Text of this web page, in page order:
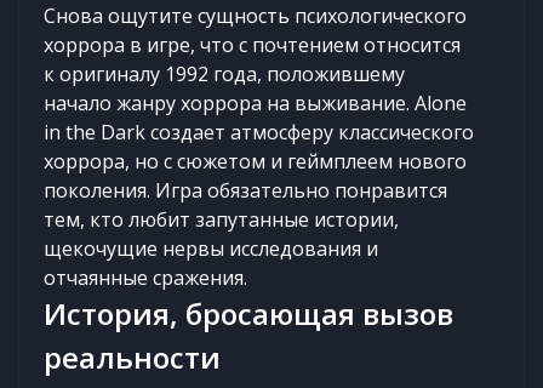
Снова ощутите сущность психологического
хоррора в игре, что с почтением относится
к оригиналу 1992 года, положившему
начало жанру хоррора на выживание. Alone
in the Dark создает атмосферу классического
хоррора, но с сюжетом и геймплеем нового
поколения. Игра обязательно понравится
тем, кто любит запутанные истории,
щекочущие нервы исследования и
отчаянные сражения.
История, бросающая вызов
реальности